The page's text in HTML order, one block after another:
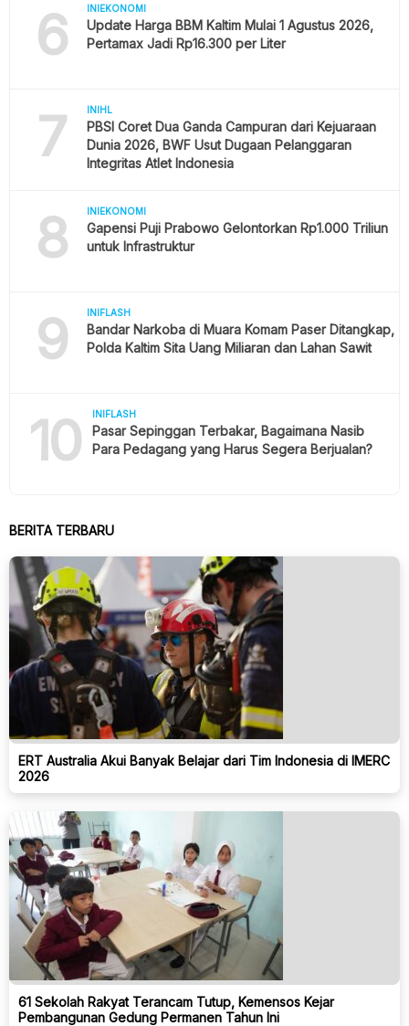
6 INIEKONOMI
Update Harga BBM Kaltim Mulai 1 Agustus 2026,
Pertamax Jadi Rp16.300 per Liter
7 INIHL
PBSI Coret Dua Ganda Campuran dari Kejuaraan
Dunia 2026, BWF Usut Dugaan Pelanggaran
Integritas Atlet Indonesia
8 INIEKONOMI
Gapensi Puji Prabowo Gelontorkan Rp1.000 Triliun
untuk Infrastruktur
9 INIFLASH
Bandar Narkoba di Muara Komam Paser Ditangkap,
Polda Kaltim Sita Uang Miliaran dan Lahan Sawit
10 INIFLASH
Pasar Sepinggan Terbakar, Bagaimana Nasib
Para Pedagang yang Harus Segera Berjualan?
BERITA TERBARU
ERT Australia Akui Banyak Belajar dari Tim Indonesia di IMERC
2026
61 Sekolah Rakyat Terancam Tutup, Kemensos Kejar
Pembangunan Gedung Permanen Tahun Ini